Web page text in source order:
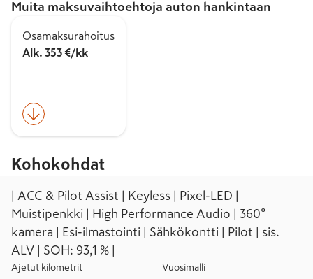
Muita maksuvaihtoehtoja auton hankintaan
Osamaksurahoitus
Alk. 353 €/kk
Kohokohdat
| ACC & Pilot Assist | Keyless | Pixel-LED |
Muistipenkki | High Performance Audio | 360°
kamera | Esi-ilmastointi | Sähkökontti | Pilot | sis.
ALV | SOH: 93,1 % |
Ajetut kilometrit Vuosimalli